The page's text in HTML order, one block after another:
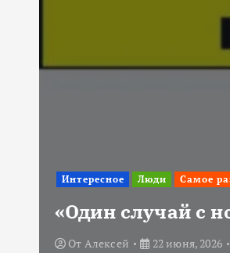
Интересное Люди Самое
«Один случай с
От Алексей 22 июня, 2026